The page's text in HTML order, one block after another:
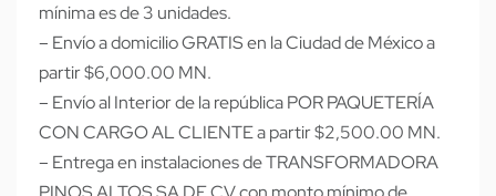
mínima es de 3 unidades.
– Envío a domicilio GRATIS en la Ciudad de México a
partir $6,000.00 MN.
– Envío al Interior de la república POR PAQUETERÍA
CON CARGO AL CLIENTE a partir $2,500.00 MN.
– Entrega en instalaciones de TRANSFORMADORA